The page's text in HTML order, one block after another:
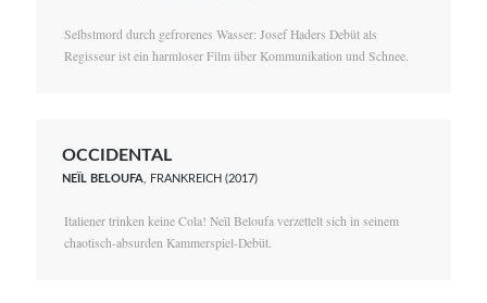
Selbstmord durch gefrorenes Wasser: Josef Haders Debüt als
Regisseur ist ein harmloser Film über Kommunikation und Schnee.
OCCIDENTAL
NEÏL BELOUFA, FRANKREICH (2017)
Italiener trinken keine Cola! Neïl Beloufa verzettelt sich in seinem
chaotisch-absurden Kammerspiel-Debüt.